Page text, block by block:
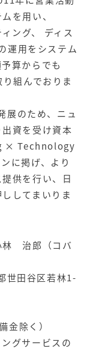
を用い、
ング、 ディス
運用をシステム
算からでも
組んでおりま
展のため、ニュ
資を受け資本
× Technology
に掲げ、より
供を行い、日
してまいりま
治郎（コバ
田谷区若林1-
除く）
グサービスの